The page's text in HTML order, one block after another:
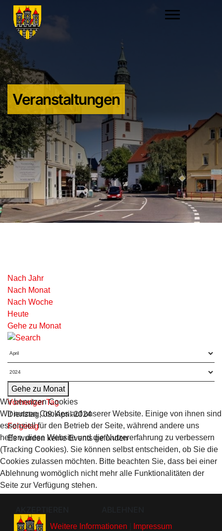
Veranstaltungen
Nach Jahr
Nach Monat
Nach Woche
Heute
Gehe zu Monat
Gehe zu Monat
Vorheriger Tag
Dienstag, 09. April 2024
Folgetag
Es wurden keine Events gefunden
Wir benutzen Cookies
Wir nutzen Cookies auf unserer Website. Einige von ihnen sind
essenziell für den Betrieb der Seite, während andere uns
helfen, diese Website und die Nutzererfahrung zu verbessern
(Tracking Cookies). Sie können selbst entscheiden, ob Sie die
Cookies zulassen möchten. Bitte beachten Sie, dass bei einer
Ablehnung womöglich nicht mehr alle Funktionalitäten der
Seite zur Verfügung stehen.
Weitere Informationen Impressum